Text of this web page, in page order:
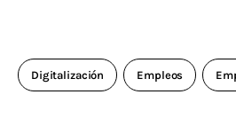
Digitalización Empleos